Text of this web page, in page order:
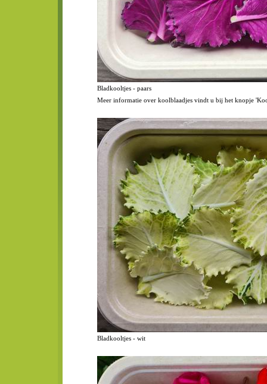
Bladkooltjes - paars
Meer informatie over koolblaadjes vindt u bij het knopje
Bladkooltjes - wit